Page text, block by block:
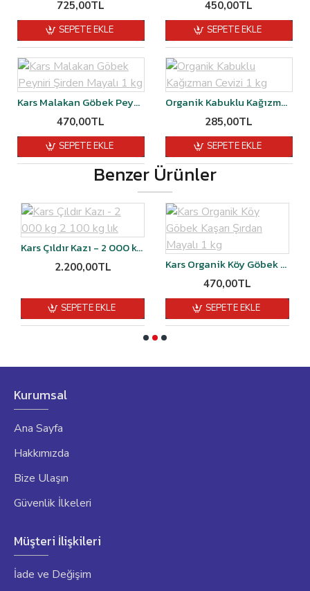
725,00TL
SEPETE EKLE
450,00TL
SEPETE EKLE
Kars Malakan Göbek Peyniri Şirden Mayalı 1 kg
470,00TL
SEPETE EKLE
Organik Kabuklu Kağızman Cevizi 1 kg
285,00TL
SEPETE EKLE
Benzer Ürünler
Kars Çıldır Kazı - 2 000 kg 2 100 kg lık
2.200,00TL
SEPETE EKLE
Kars Organik Köy Göbek Kaşarı Şırdan Mayalı 1 kg
470,00TL
SEPETE EKLE
Kurumsal
Ana Sayfa
Hakkımızda
Bize Ulaşın
Güvenlik İlkeleri
Müşteri İlişkileri
İade ve Değişim